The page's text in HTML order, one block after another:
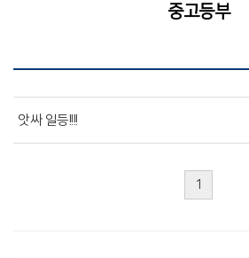
중고등부
앗싸 일등!!!!
1